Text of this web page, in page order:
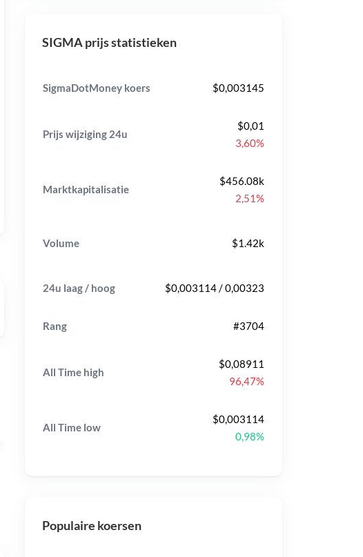
SIGMA prijs statistieken
SigmaDotMoney koers $0,003145
Prijs wijziging 24u
$0,01
3,60%
Marktkapitalisatie
$456.08k
2,51%
Volume $1.42k
24u laag / hoog $0,003114 / 0,00323
Rang #3704
All Time high
$0,08911
96,47%
All Time low
$0,003114
0,98%
Populaire koersen